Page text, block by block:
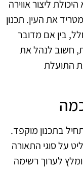
ליצור אווירה
את העין. תכנון
בין אם מדובר
חשוב לנהל את
התועלת
בתכנון מוקפד.
על סוגי התאורה
לערוך רשימה